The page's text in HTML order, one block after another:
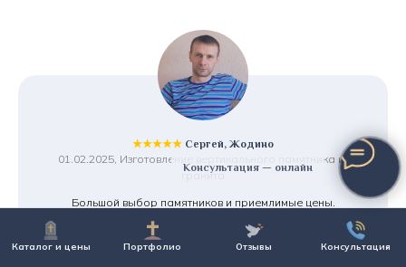
Каталог и цены Портфолио Отзывы Консультация
Консультация — онлайн
★★★★★ Сергей, Жодино
01.02.2025, Изготовление вертикального памятника из
гранита
Большой выбор памятников и приемлимые цены.
Предложили рассрочку, что очень порадовало.
И что для меня важно - хранение памятника бесплатно,
т.к. установку планирую только в августе. Смело